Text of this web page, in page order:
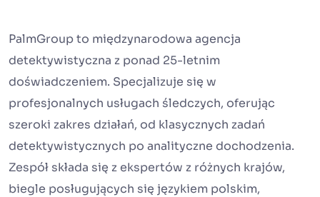
PalmGroup to międzynarodowa agencja
detektywistyczna z ponad 25-letnim
doświadczeniem. Specjalizuje się w
profesjonalnych usługach śledczych, oferując
szeroki zakres działań, od klasycznych zadań
detektywistycznych po analityczne dochodzenia.
Zespół składa się z ekspertów z różnych krajów,
biegle posługujących się językiem polskim,